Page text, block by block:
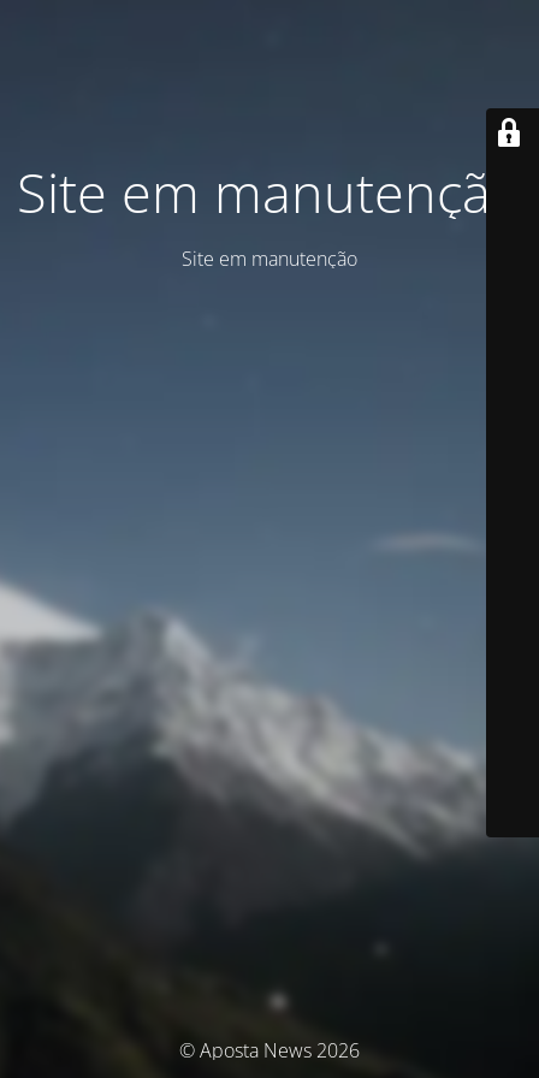
Site em manutenção
Site em manutenção
© Aposta News 2026